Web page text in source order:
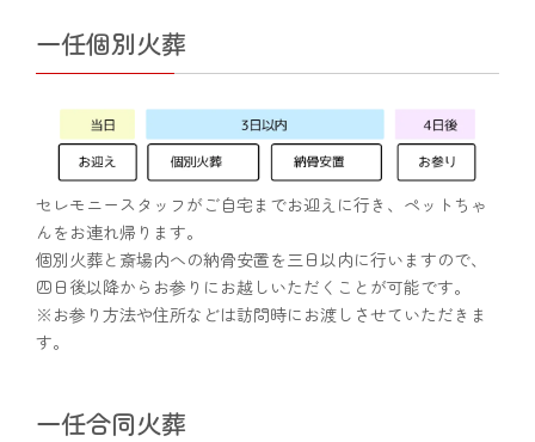
一任個別火葬
セレモニースタッフがご自宅までお迎えに行き、ペットちゃ
んをお連れ帰ります。
個別火葬と斎場内への納骨安置を三日以内に行いますので、
四日後以降からお参りにお越しいただくことが可能です。
※お参り方法や住所などは訪問時にお渡しさせていただきま
す。
一任合同火葬